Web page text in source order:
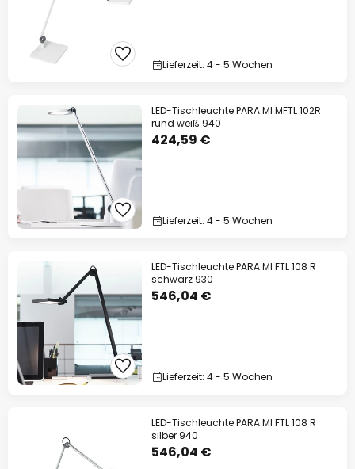
Lieferzeit: 4 - 5 Wochen
LED-Tischleuchte PARA.MI MFTL 102R
rund weiß 940
424,59 €
Lieferzeit: 4 - 5 Wochen
LED-Tischleuchte PARA.MI FTL 108 R
schwarz 930
546,04 €
Lieferzeit: 4 - 5 Wochen
LED-Tischleuchte PARA.MI FTL 108 R
silber 940
546,04 €